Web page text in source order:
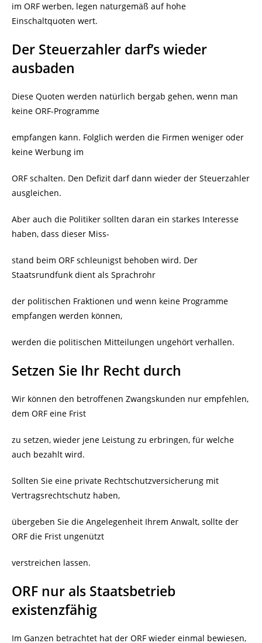
im ORF werben, legen naturgemäß auf hohe
Einschaltquoten wert.
Der Steuerzahler darf’s wieder
ausbaden
Diese Quoten werden natürlich bergab gehen, wenn man
keine ORF-Programme
empfangen kann. Folglich werden die Firmen weniger oder
keine Werbung im
ORF schalten. Den Defizit darf dann wieder der Steuerzahler
ausgleichen.
Aber auch die Politiker sollten daran ein starkes Interesse
haben, dass dieser Miss-
stand beim ORF schleunigst behoben wird. Der
Staatsrundfunk dient als Sprachrohr
der politischen Fraktionen und wenn keine Programme
empfangen werden können,
werden die politischen Mitteilungen ungehört verhallen.
Setzen Sie Ihr Recht durch
Wir können den betroffenen Zwangskunden nur empfehlen,
dem ORF eine Frist
zu setzen, wieder jene Leistung zu erbringen, für welche
auch bezahlt wird.
Sollten Sie eine private Rechtschutzversicherung mit
Vertragsrechtschutz haben,
übergeben Sie die Angelegenheit Ihrem Anwalt, sollte der
ORF die Frist ungenützt
verstreichen lassen.
ORF nur als Staatsbetrieb
existenzfähig
Im Ganzen betrachtet hat der ORF wieder einmal bewiesen,